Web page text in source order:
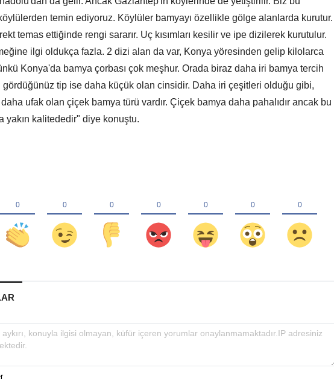
temin ediyoruz. Köylüler bamyayı özellikle gölge alanlarda kurutur.
temas ettiğinde rengi sararır. Uç kısımları kesilir ve ipe dizilerek kurutulur.
ilgi oldukça fazla. 2 dizi alan da var, Konya yöresinden gelip kilolarca
Konya'da bamya çorbası çok meşhur. Orada biraz daha iri bamya tercih
gördüğünüz tip ise daha küçük olan cinsidir. Daha iri çeşitleri olduğu gibi,
ufak olan çiçek bamya türü vardır. Çiçek bamya daha pahalıdır ancak bu
yakın kalitededir" diye konuştu.